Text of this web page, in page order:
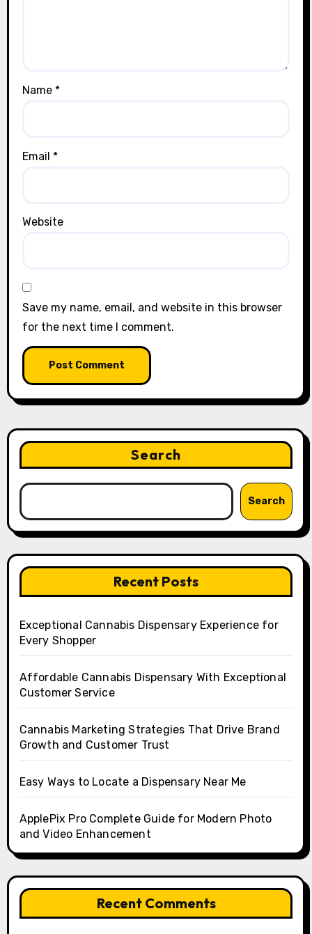
Name *
Email *
Website
Save my name, email, and website in this browser
for the next time I comment.
Search
Search
Recent Posts
Exceptional Cannabis Dispensary Experience for
Every Shopper
Affordable Cannabis Dispensary With Exceptional
Customer Service
Cannabis Marketing Strategies That Drive Brand
Growth and Customer Trust
Easy Ways to Locate a Dispensary Near Me
ApplePix Pro Complete Guide for Modern Photo
and Video Enhancement
Recent Comments